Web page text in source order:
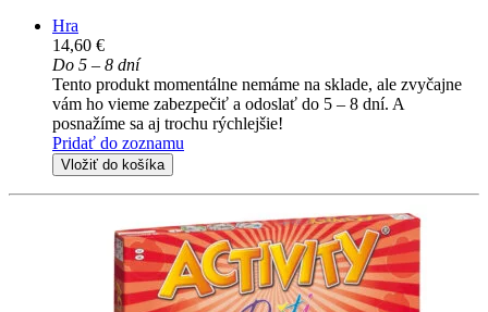
Hra
14,60 €
Do 5 – 8 dní
Tento produkt momentálne nemáme na sklade, ale zvyčajne
vám ho vieme zabezpečiť a odoslať do 5 – 8 dní. A
posnažíme sa aj trochu rýchlejšie!
Pridať do zoznamu
Vložiť do košíka